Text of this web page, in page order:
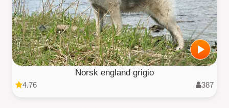
Norsk england grigio
4.76 387